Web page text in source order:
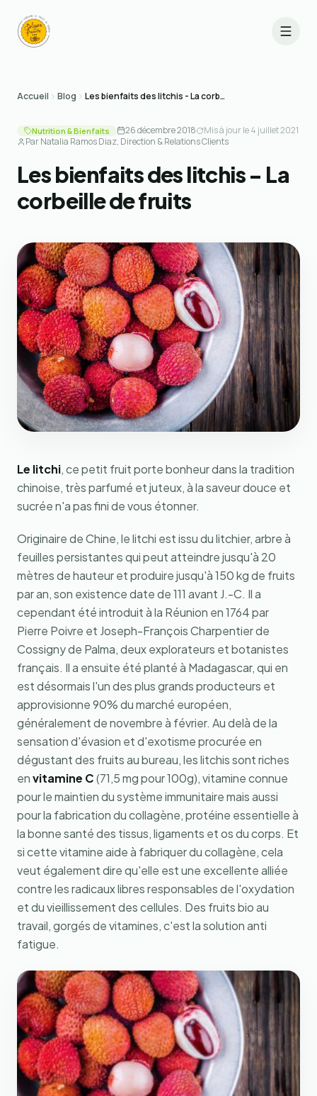
Accueil Blog Les bienfaits des litchis - La corbeille de fruits
Nutrition & Bienfaits 26 décembre 2018 Mis à jour le4 juillet 2021
ParNatalia Ramos Diaz, Direction & Relations Clients
Les bienfaits des litchis - La
corbeille de fruits
Le litchi, ce petit fruit porte bonheur dans la tradition
chinoise, très parfumé et juteux, à la saveur douce et
sucrée n'a pas fini de vous étonner.
Originaire de Chine, le litchi est issu du litchier, arbre à
feuilles persistantes qui peut atteindre jusqu'à 20
mètres de hauteur et produire jusqu'à 150 kg de fruits
par an, son existence date de 111 avant J.-C. Il a
cependant été introduit à la Réunion en 1764 par
Pierre Poivre et Joseph-François Charpentier de
Cossigny de Palma, deux explorateurs et botanistes
français. Il a ensuite été planté à Madagascar, qui en
est désormais l'un des plus grands producteurs et
approvisionne 90% du marché européen,
généralement de novembre à février. Au delà de la
sensation d'évasion et d'exotisme procurée en
dégustant des fruits au bureau, les litchis sont riches
envitamine C(71,5 mg pour 100g), vitamine connue
pour le maintien du système immunitaire mais aussi
pour la fabrication du collagène, protéine essentielle à
la bonne santé des tissus, ligaments et os du corps. Et
si cette vitamine aide à fabriquer du collagène, cela
veut également dire qu'elle est une excellente alliée
contre les radicaux libres responsables de l'oxydation
et du vieillissement des cellules. Des fruits bio au
travail, gorgés de vitamines, c'est la solution anti
fatigue.